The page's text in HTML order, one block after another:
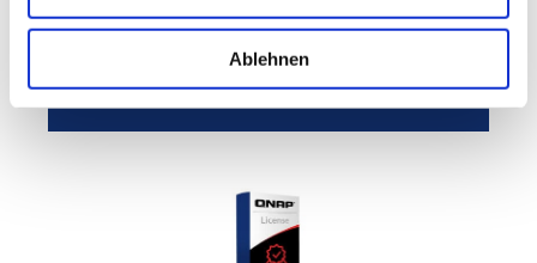
Ablehnen
QNAP Zubehör